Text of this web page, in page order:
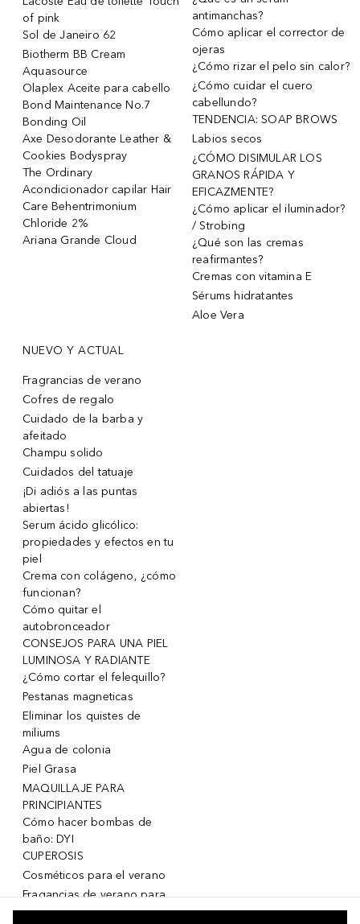
of pink
Sol de Janeiro 62
Biotherm BB Cream
Aquasource
Olaplex Aceite para cabello
Bond Maintenance No.7
Bonding Oil
Axe Desodorante Leather &
Cookies Bodyspray
The Ordinary
Acondicionador capilar Hair
Care Behentrimonium
Chloride 2%
Ariana Grande Cloud
antimanchas?
Cómo aplicar el corrector de
ojeras
¿Cómo rizar el pelo sin calor?
¿Cómo cuidar el cuero
cabellundo?
TENDENCIA: SOAP BROWS
Labios secos
¿CÓMO DISIMULAR LOS
GRANOS RÁPIDA Y
EFICAZMENTE?
¿Cómo aplicar el iluminador?
/ Strobing
¿Qué son las cremas
reafirmantes?
Cremas con vitamina E
Sérums hidratantes
Aloe Vera
NUEVO Y ACTUAL
Fragrancias de verano
Cofres de regalo
Cuidado de la barba y
afeitado
Champu solido
Cuidados del tatuaje
¡Di adiós a las puntas
abiertas!
Serum ácido glicólico:
propiedades y efectos en tu
piel
Crema con colágeno, ¿cómo
funcionan?
Cómo quitar el
autobronceador
CONSEJOS PARA UNA PIEL
LUMINOSA Y RADIANTE
¿Cómo cortar el felequillo?
Pestanas magneticas
Eliminar los quistes de
miliums
Agua de colonia
Piel Grasa
MAQUILLAJE PARA
PRINCIPIANTES
Cómo hacer bombas de
baño: DYI
CUPEROSIS
Cosméticos para el verano
Fragancias de verano para
mujeres